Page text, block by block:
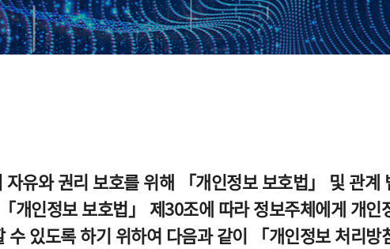
유와 권리 보호를 위해 「개인정보 보호법」 및 관
개인정보 보호법」 제30조에 따라 정보주체에게 개
수 있도록 하기 위하여 다음과 같이 「개인정보 처리방